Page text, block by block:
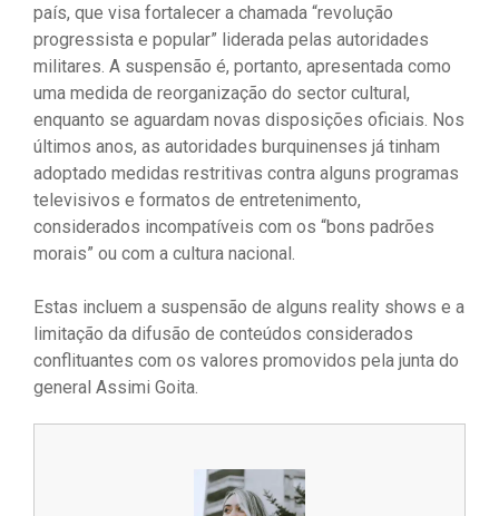
país, que visa fortalecer a chamada “revolução
progressista e popular” liderada pelas autoridades
militares. A suspensão é, portanto, apresentada como
uma medida de reorganização do sector cultural,
enquanto se aguardam novas disposições oficiais. Nos
últimos anos, as autoridades burquinenses já tinham
adoptado medidas restritivas contra alguns programas
televisivos e formatos de entretenimento,
considerados incompatíveis com os “bons padrões
morais” ou com a cultura nacional.
Estas incluem a suspensão de alguns reality shows e a
limitação da difusão de conteúdos considerados
conflituantes com os valores promovidos pela junta do
general Assimi Goita.